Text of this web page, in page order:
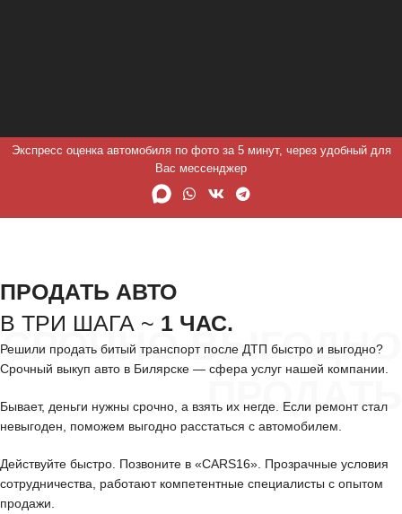
Экспресс оценка автомобиля по фото за 5 минут, через удобный для
Вас мессенджер
СРОЧНО ВЫГОДНО
ПРОДАТЬ
ПРОДАТЬ АВТО
В ТРИ ШАГА ~ 1 ЧАС.
Решили продать битый транспорт после ДТП быстро и выгодно?
Срочный выкуп авто в Билярске — сфера услуг нашей компании.
Бывает, деньги нужны срочно, а взять их негде. Если ремонт стал
невыгоден, поможем выгодно расстаться с автомобилем.
Действуйте быстро. Позвоните в «CARS16». Прозрачные условия
сотрудничества, работают компетентные специалисты с опытом
продажи.